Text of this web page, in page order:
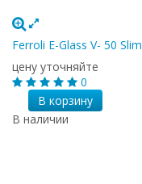
Ferroli E-Glass V- 50 Slim
цену уточняйте
0
В корзину
В наличии